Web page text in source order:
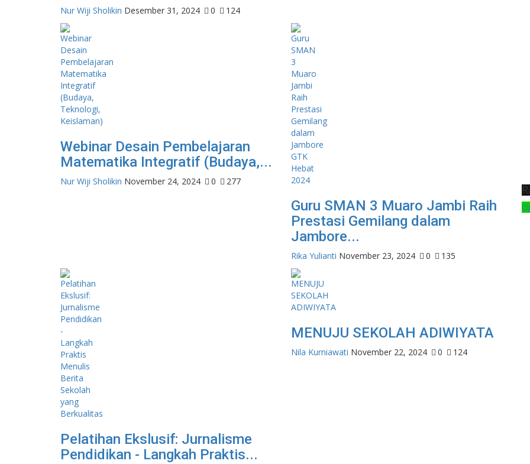
Nur Wiji Sholikin Desember 31, 2024 0 124
Webinar Desain Pembelajaran
Matematika Integratif (Budaya,...
Nur Wiji Sholikin November 24, 2024 0 277
Guru SMAN 3 Muaro Jambi Raih
Prestasi Gemilang dalam
Jambore...
Rika Yulianti November 23, 2024 0 135
Pelatihan Ekslusif: Jurnalisme
Pendidikan - Langkah Praktis...
MENUJU SEKOLAH ADIWIYATA
Nila Kurniawati November 22, 2024 0 124